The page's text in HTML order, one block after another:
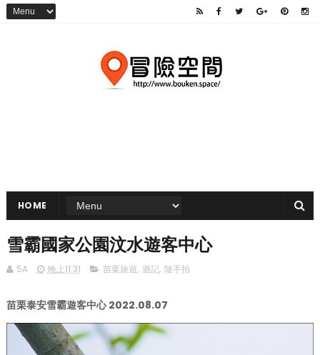
HOME
雪霸國家公園汶水遊客中心
5A 晚上11:31 苗栗旅遊, 遊記, 隨手拍
苗栗泰安雪霸遊客中心 2022.08.07